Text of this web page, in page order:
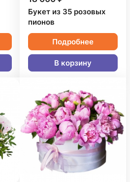
Букет из 35 розовых
пионов
Подробнее
В корзину